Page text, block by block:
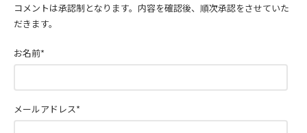
コメントは承認制となります。内容を確認後、順次承認をさせていた
だきます。
お名前*
メールアドレス*